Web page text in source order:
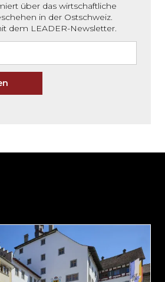
über das wirtschaftliche
in der Ostschweiz.
dem LEADER-Newsletter.